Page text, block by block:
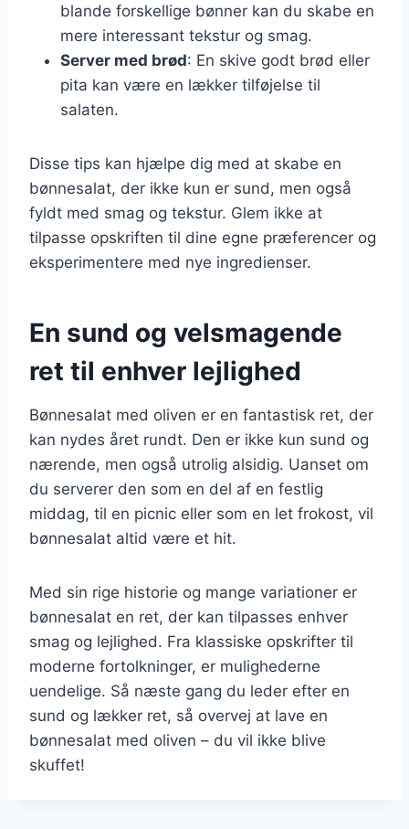
blande forskellige bønner kan du skabe en
mere interessant tekstur og smag.
Server med brød: En skive godt brød eller
pita kan være en lækker tilføjelse til
salaten.
Disse tips kan hjælpe dig med at skabe en
bønnesalat, der ikke kun er sund, men også
fyldt med smag og tekstur. Glem ikke at
tilpasse opskriften til dine egne præferencer og
eksperimentere med nye ingredienser.
En sund og velsmagende
ret til enhver lejlighed
Bønnesalat med oliven er en fantastisk ret, der
kan nydes året rundt. Den er ikke kun sund og
nærende, men også utrolig alsidig. Uanset om
du serverer den som en del af en festlig
middag, til en picnic eller som en let frokost, vil
bønnesalat altid være et hit.
Med sin rige historie og mange variationer er
bønnesalat en ret, der kan tilpasses enhver
smag og lejlighed. Fra klassiske opskrifter til
moderne fortolkninger, er mulighederne
uendelige. Så næste gang du leder efter en
sund og lækker ret, så overvej at lave en
bønnesalat med oliven – du vil ikke blive
skuffet!